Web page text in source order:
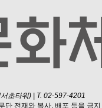
초타워)
T. 02-597-4201
단 전재와 복사, 배포 등을 금지